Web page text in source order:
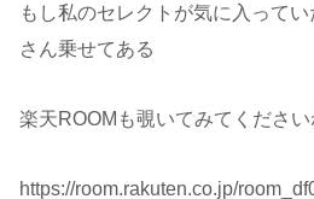
もし私のセレクトが気に入って
さん乗せてある
楽天ROOMも覗いてみてください
https://room.rakuten.co.jp/